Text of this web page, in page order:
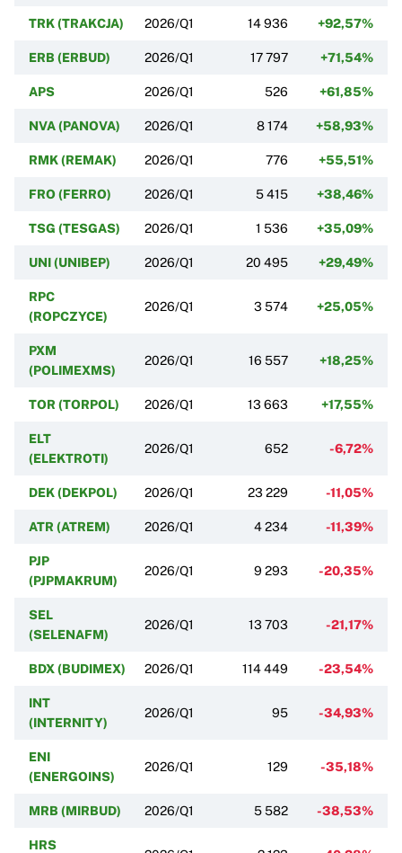
TRK (TRAKCJA) 2026/Q1 14 936 +92,57%
ERB (ERBUD) 2026/Q1 17 797 +71,54%
APS 2026/Q1 526 +61,85%
NVA (PANOVA) 2026/Q1 8 174 +58,93%
RMK (REMAK) 2026/Q1 776 +55,51%
FRO (FERRO) 2026/Q1 5 415 +38,46%
TSG (TESGAS) 2026/Q1 1 536 +35,09%
UNI (UNIBEP) 2026/Q1 20 495 +29,49%
RPC
(ROPCZYCE)
2026/Q1 3 574 +25,05%
PXM
(POLIMEXMS)
2026/Q1 16 557 +18,25%
TOR (TORPOL) 2026/Q1 13 663 +17,55%
ELT
(ELEKTROTI)
2026/Q1 652 -6,72%
DEK (DEKPOL) 2026/Q1 23 229 -11,05%
ATR (ATREM) 2026/Q1 4 234 -11,39%
PJP
(PJPMAKRUM)
2026/Q1 9 293 -20,35%
SEL
(SELENAFM)
2026/Q1 13 703 -21,17%
BDX (BUDIMEX) 2026/Q1 114 449 -23,54%
INT
(INTERNITY)
2026/Q1 95 -34,93%
ENI
(ENERGOINS)
2026/Q1 129 -35,18%
MRB (MIRBUD) 2026/Q1 5 582 -38,53%
HRS